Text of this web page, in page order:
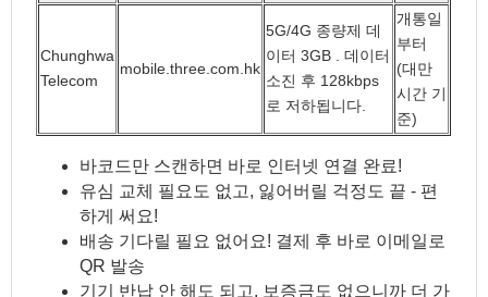
Chunghwa
Telecom
mobile.three.com.hk
5G/4G 종량제 데
이터 3GB . 데이터
소진 후 128kbps
로 저하됩니다.
개통일
부터
(대만
시간 기
준)
바코드만 스캔하면 바로 인터넷 연결 완료!
유심 교체 필요도 없고, 잃어버릴 걱정도 끝 - 편
하게 써요!
배송 기다릴 필요 없어요! 결제 후 바로 이메일로
QR 발송
기기 반납 안 해도 되고, 보증금도 없으니까 더 가